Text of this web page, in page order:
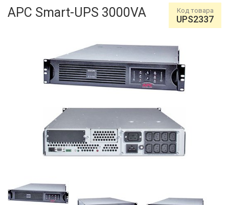
APC Smart-UPS 3000VA Код товара
UPS2337